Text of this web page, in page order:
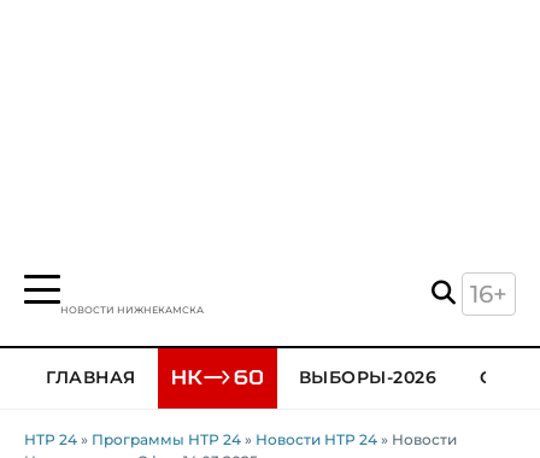
НОВОСТИ НИЖНЕКАМСКА
16+
ГЛАВНАЯ ВЫБОРЫ-2026
НТР 24 » Программы НТР 24 » Новости НТР 24 » Новости